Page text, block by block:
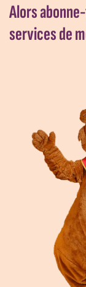
Alors
services de